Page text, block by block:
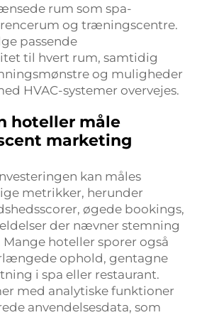
rum som spa-
og træningscentre.
passende
til hvert rum, samtidig
og muligheder
HVAC-systemer overvejes.
hoteller måle
marketing
kan måles
metrikker, herunder
øgede bookings,
der nævner stemning
hoteller sporer også
ophold, gentagne
i spa eller restaurant.
med analytiske funktioner
anvendelsesdata, som